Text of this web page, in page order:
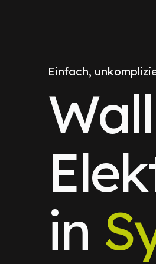
Einfach,
in